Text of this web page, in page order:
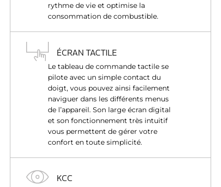
rythme de vie et optimise la
consommation de combustible.
ÉCRAN TACTILE
Le tableau de commande tactile se
pilote avec un simple contact du
doigt, vous pouvez ainsi facilement
naviguer dans les différents menus
de l’appareil. Son large écran digital
et son fonctionnement très intuitif
vous permettent de gérer votre
confort en toute simplicité.
KCC